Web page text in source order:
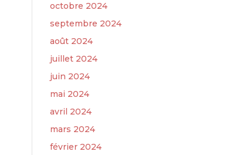
octobre 2024
septembre 2024
août 2024
juillet 2024
juin 2024
mai 2024
avril 2024
mars 2024
février 2024